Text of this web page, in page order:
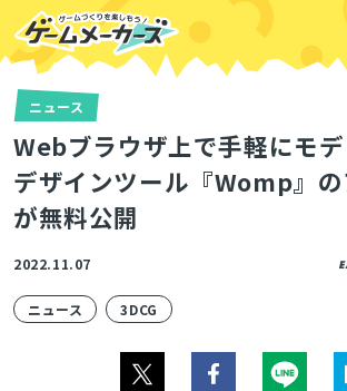
ニュース
Webブラウザ上で手軽にモ
デザインツール『Womp』
が無料公開
2022.11.07
ニュース 3DCG